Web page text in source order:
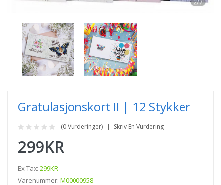
Gratulasjonskort II | 12 Stykker
(0 Vurderinger) Skriv En Vurdering
299KR
Ex Tax: 299KR
Varenummer: M00000958